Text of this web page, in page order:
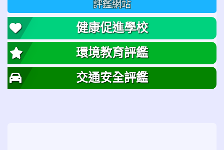
評鑑網站
健康促進學校
環境教育評鑑
交通安全評鑑